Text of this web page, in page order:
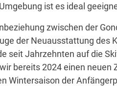
ist es ideal
zwischen der
der Neuausstattung
seit Jahrzehnten auf die
bereits 2024 einen
Wintersaison der